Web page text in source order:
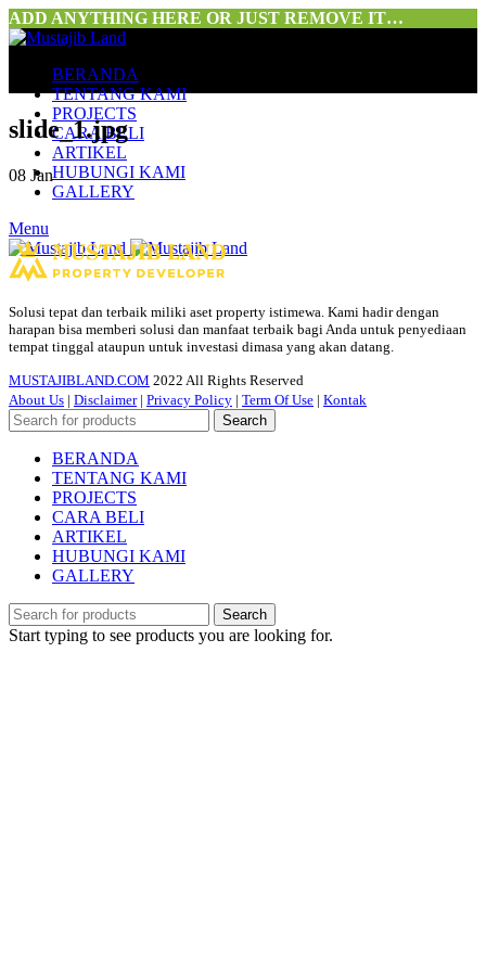
ADD ANYTHING HERE OR JUST REMOVE IT…
BERANDA
TENTANG KAMI
PROJECTS
CARA BELI
ARTIKEL
HUBUNGI KAMI
GALLERY
Menu
slide_1.jpg
08 Jan
Solusi tepat dan terbaik miliki aset property istimewa. Kami hadir dengan
harapan bisa memberi solusi dan manfaat terbaik bagi Anda untuk penyediaan
tempat tinggal ataupun untuk investasi dimasa yang akan datang.
MUSTAJIBLAND.COM 2022 All Rights Reserved
About Us | Disclaimer| Privacy Policy | Term Of Use | Kontak
Search
BERANDA
TENTANG KAMI
PROJECTS
CARA BELI
ARTIKEL
HUBUNGI KAMI
GALLERY
Search
Start typing to see products you are looking for.